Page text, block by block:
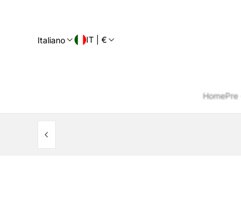
Italiano IT | €
HomePre